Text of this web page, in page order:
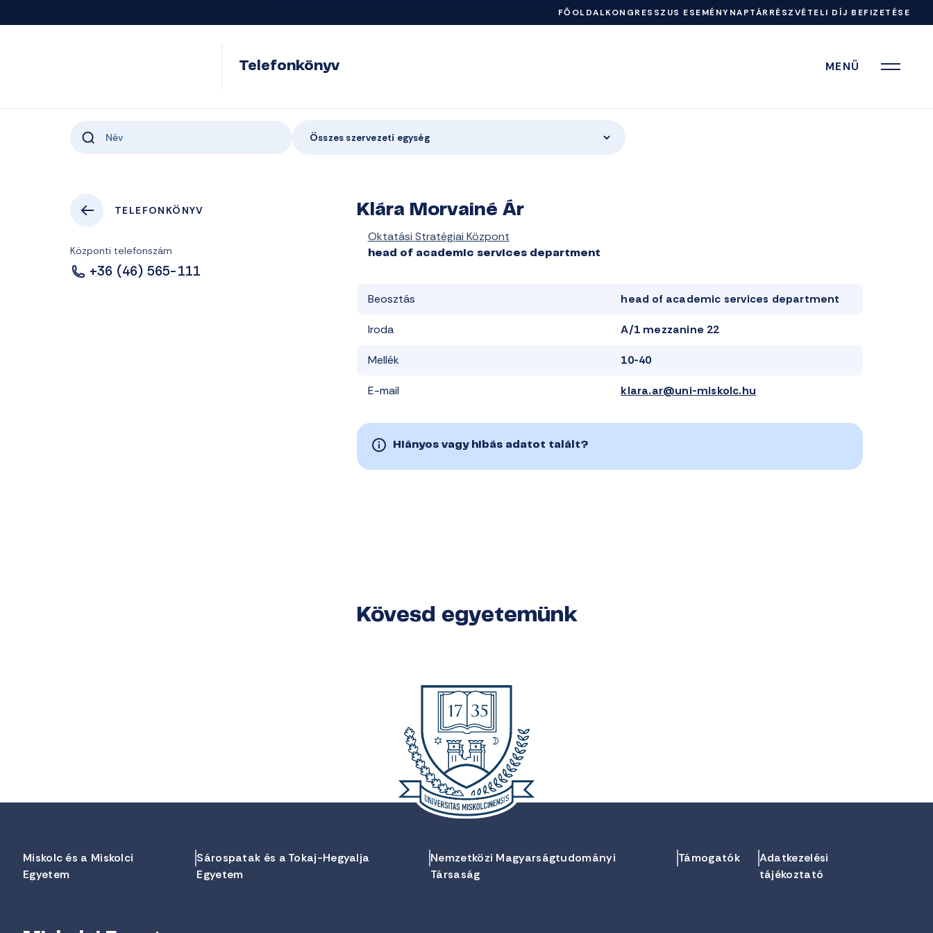
FŐOLDALKONGRESSZUS ESEMÉNYNAPTÁRRÉSZVÉTELI DÍJ BEFIZETÉSE
Telefonkönyv MENÜ
Összes szervezeti egység
TELEFONKÖNYV
Központi telefonszám
+36 (46) 565-111
Klára Morvainé Ár
Oktatási Stratégiai Központ
head of academic services department
Beosztás head of academic services department
Iroda A/1 mezzanine 22
Mellék 10-40
E-mail klara.ar@uni-miskolc.hu
Hiányos vagy hibás adatot talált?
Kövesd egyetemünk
Miskolc és a Miskolci
Egyetem
Sárospatak és a Tokaj-Hegyalja
Egyetem
Nemzetközi Magyarságtudományi
Társaság
Támogatók
Adatkezelési
tájékoztató